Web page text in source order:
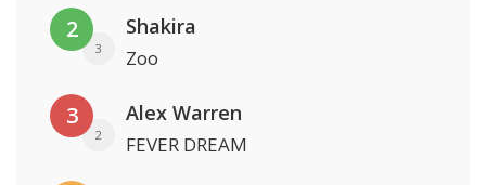
2
3
Shakira
Zoo
3
2
Alex Warren
FEVER DREAM